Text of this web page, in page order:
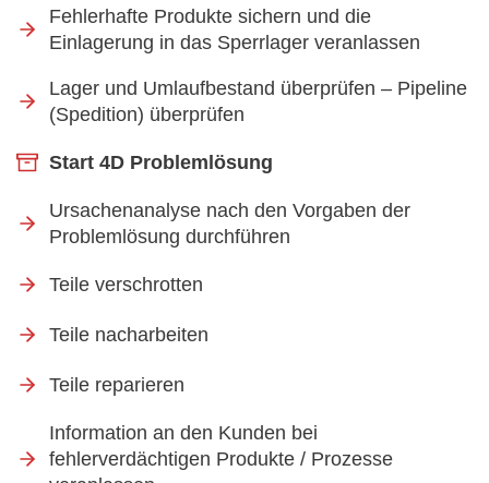
Fehlerhafte Produkte sichern und die
Einlagerung in das Sperrlager veranlassen
Lager und Umlaufbestand überprüfen – Pipeline
(Spedition) überprüfen
Start 4D Problemlösung
Ursachenanalyse nach den Vorgaben der
Problemlösung durchführen
Teile verschrotten
Teile nacharbeiten
Teile reparieren
Information an den Kunden bei
fehlerverdächtigen Produkte / Prozesse